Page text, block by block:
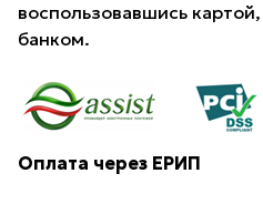
воспользовавшись
банком.
Оплата через ЕРИП